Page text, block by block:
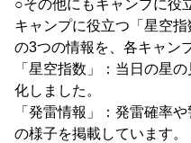
○その他にもキャンプに役
キャンプに役立つ「星空指
の3つの情報を、各キャン
「星空指数」：当日の星
化しました。
「発雷情報」：発雷確率
の様子を掲載しています。